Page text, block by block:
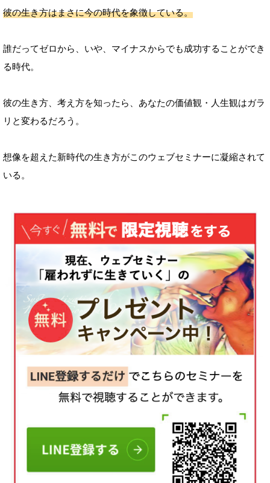
彼の生き方はまさに今の時代を象徴している。
誰だってゼロから、いや、マイナスからでも成功することができ
る時代。
彼の生き方、考え方を知ったら、あなたの価値観・人生観はガラ
リと変わるだろう。
想像を超えた新時代の生き方がこのウェブセミナーに凝縮されて
いる。